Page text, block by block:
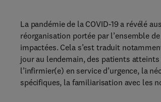
La pandémie de la COVID-19 a révélé
réorganisation portée par l’ensemble
impactées. Cela s’est traduit
jour au lendemain, des patients
l’infirmier(e) en service d’urgence, la
spécifiques, la familiarisation avec les